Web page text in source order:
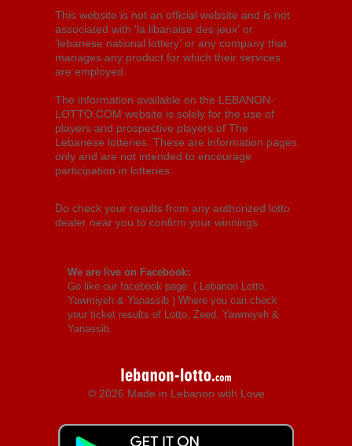
This website is not an official website and is not
associated with 'la libanaise des jeux' or
'lebanese national lottery' or any company that
manages any product for which their services
are employed.
The information available on the LEBANON-
LOTTO.COM website is solely for the use of
players and prospective players of The
Lebanese lotteries. These are information pages
only and are not intended to encourage
participation in lotteries.
Do check your results from any authorized lotto
dealer near you to confirm your winnings.
We are live on Facebook:
Go like our facebook page: ( Lebanon Lotto,
Yawmiyeh & Yanassib ) Where you can check
your ticket results of Lotto, Zeed, Yawmiyeh &
Yanassib.
© 2026 Made in Lebanon with Love